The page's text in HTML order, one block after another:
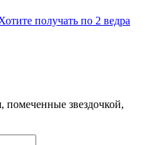
получать по 2 ведра
помеченные звездочкой,